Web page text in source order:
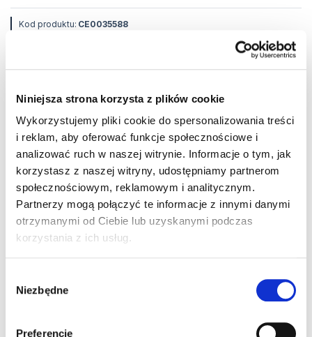
Niniejsza strona korzysta z plików cookie
Wykorzystujemy pliki cookie do spersonalizowania treści
i reklam, aby oferować funkcje społecznościowe i
analizować ruch w naszej witrynie. Informacje o tym, jak
korzystasz z naszej witryny, udostępniamy partnerom
społecznościowym, reklamowym i analitycznym.
Partnerzy mogą połączyć te informacje z innymi danymi
otrzymanymi od Ciebie lub uzyskanymi podczas
korzystania z ich usług.
zgody
Niezbędne
Preferencje
Kod produktu: CE0035588
57,64 zł